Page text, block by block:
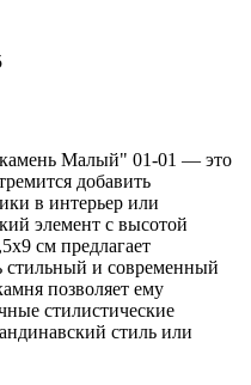
Малый" 01-01 — это
добавить
в интерьер или
элемент с высотой
см предлагает
стильный и современный
позволяет ему
стилистические
стиль или